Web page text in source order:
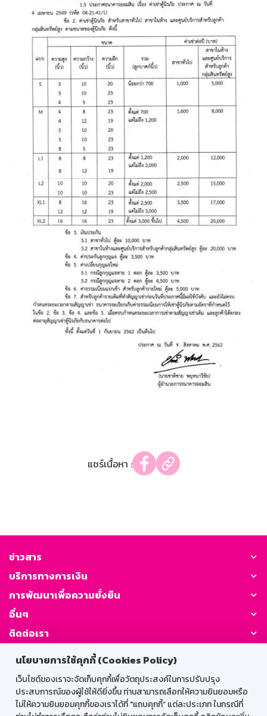
นโยบายการใช้คุกกี้ (Cookies Policy)
เว็บไซต์ของเราจะจัดเก็บคุกกี้เพื่อวัตถุประสงค์ในการปรับปรุง
ประสบการณ์ของผู้ใช้ให้ดียิ่งขึ้น ท่านสามารถเลือกให้ความยินยอมหรือ
ไม่ให้ความยินยอมคุกกี้ของเราได้ที่ "แถบคุกกี้” แต่ละประเภท ในกรณีที่
แชร์เนื้อหา :
ข่าวสาร
บริการทางการเงิน
การพัฒนาเพื่อความยั่งยืน
อื่นๆ
ติดต่อเรา
GSB Society:
สำหรับพนักงาน